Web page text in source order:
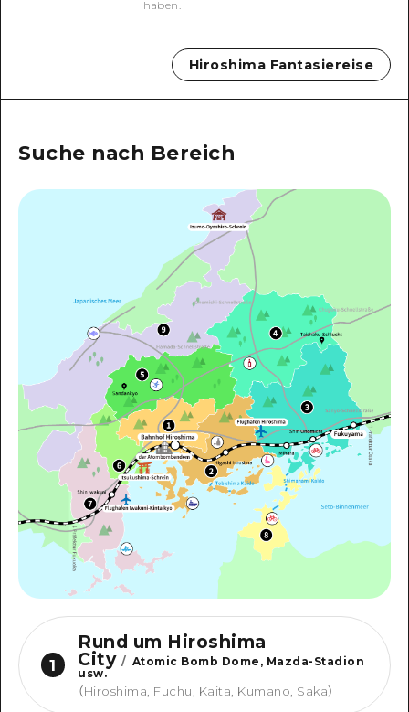
Videos von Hiroshima
FAQs
haben.
Hiroshima Fantasiereise
Suche nach Bereich
1
Rund um Hiroshima
City / Atomic Bomb Dome, Mazda-Stadion
usw.
（Hiroshima, Fuchu, Kaita, Kumano, Saka）